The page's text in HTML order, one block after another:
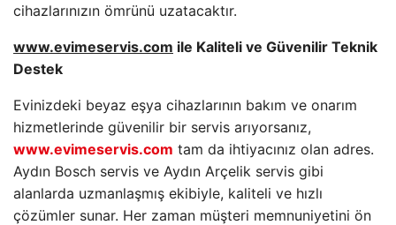
cihazlarınızın ömrünü uzatacaktır.
www.evimeservis.com ile Kaliteli ve Güvenilir Teknik
Destek
Evinizdeki beyaz eşya cihazlarının bakım ve onarım
hizmetlerinde güvenilir bir servis arıyorsanız,
www.evimeservis.com tam da ihtiyacınız olan adres.
Aydın Bosch servis ve Aydın Arçelik servis gibi
alanlarda uzmanlaşmış ekibiyle, kaliteli ve hızlı
çözümler sunar. Her zaman müşteri memnuniyetini ön